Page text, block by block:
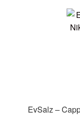
EvSalz –